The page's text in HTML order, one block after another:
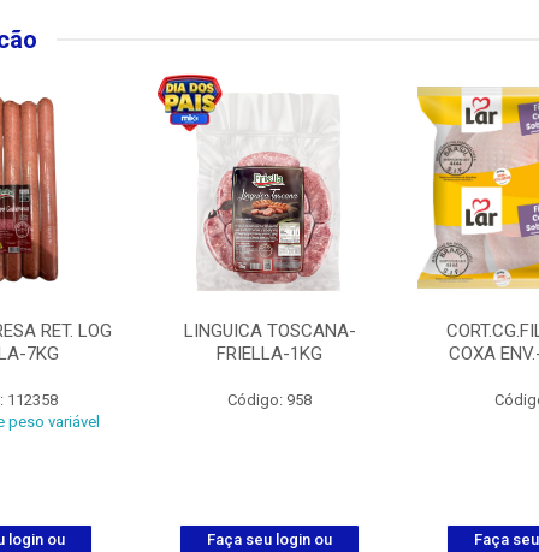
RET. LOG
7KG
112358
peso variável
login ou
LINGUICA TOSCANA-
FRIELLA-1KG
Código: 958
Faça seu login ou
COXA
Faça